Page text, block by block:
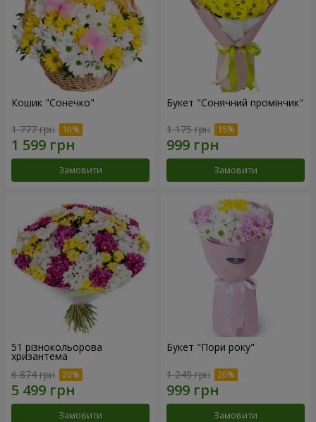
Кошик "Сонечко"
1 777 грн
Замовити
Букет "Сонячний промінчик"
1 175 грн
Замовити
51 різнокольорова
хризантема
6 874 грн
Замовити
Букет "Пори року"
1 249 грн
Замовити